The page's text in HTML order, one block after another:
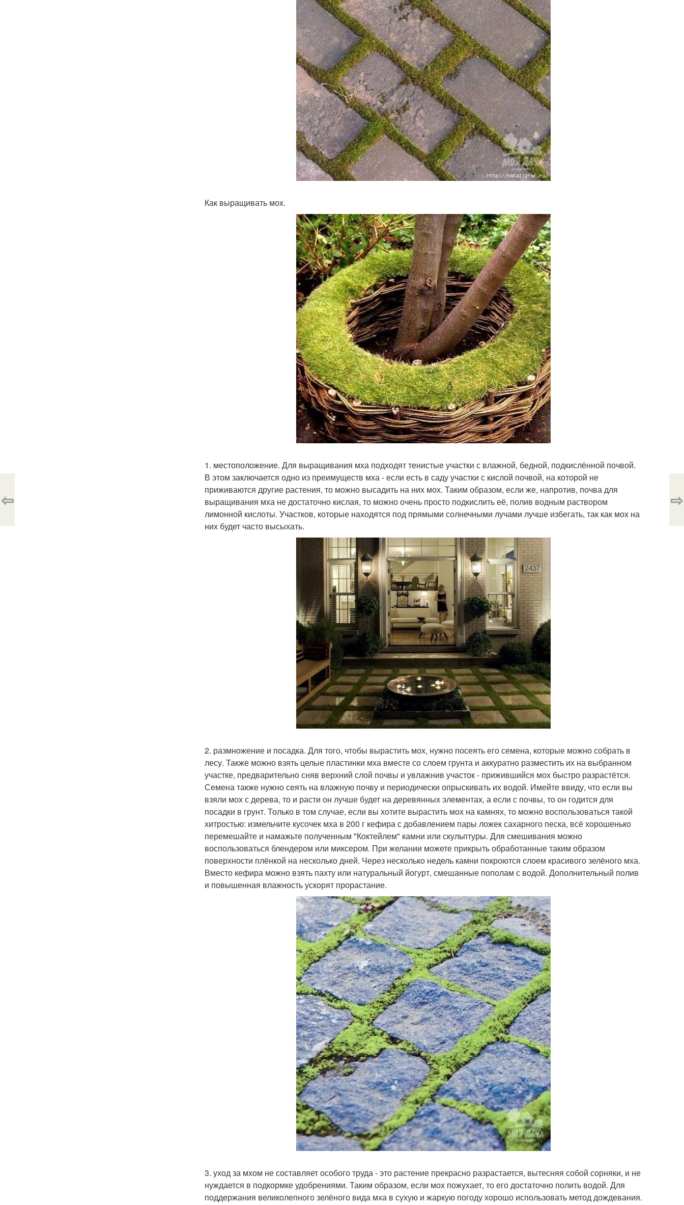
Как выращивать мох.
1. местоположение. Для выращивания мха подходят тенистые участки с влажной, бедной, подкислённой почвой.
В этом заключается одно из преимуществ мха - если есть в саду участки с кислой почвой, на которой не
приживаются другие растения, то можно высадить на них мох. Таким образом, если же, напротив, почва для
выращивания мха не достаточно кислая, то можно очень просто подкислить её, полив водным раствором
лимонной кислоты. Участков, которые находятся под прямыми солнечными лучами лучше избегать, так как мох на
них будет часто высыхать.
2. размножение и посадка. Для того, чтобы вырастить мох, нужно посеять его семена, которые можно собрать в
лесу. Также можно взять целые пластинки мха вместе со слоем грунта и аккуратно разместить их на выбранном
участке, предварительно сняв верхний слой почвы и увлажнив участок - прижившийся мох быстро разрастётся.
Семена также нужно сеять на влажную почву и периодически опрыскивать их водой. Имейте ввиду, что если вы
взяли мох с дерева, то и расти он лучше будет на деревянных элементах, а если с почвы, то он годится для
посадки в грунт. Только в том случае, если вы хотите вырастить мох на камнях, то можно воспользоваться такой
хитростью: измельчите кусочек мха в 200 г кефира с добавлением пары ложек сахарного песка, всё хорошенько
перемешайте и намажьте полученным "Коктейлем" камни или скульптуры. Для смешивания можно
воспользоваться блендером или миксером. При желании можете прикрыть обработанные таким образом
поверхности плёнкой на несколько дней. Через несколько недель камни покроются слоем красивого зелёного мха.
Вместо кефира можно взять пахту или натуральный йогурт, смешанные пополам с водой. Дополнительный полив
и повышенная влажность ускорят прорастание.
3. уход за мхом не составляет особого труда - это растение прекрасно разрастается, вытесняя собой сорняки, и не
нуждается в подкормке удобрениями. Таким образом, если мох пожухает, то его достаточно полить водой. Для
поддержания великолепного зелёного вида мха в сухую и жаркую погоду хорошо использовать метод дождевания.
⇦ ⇨